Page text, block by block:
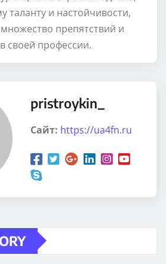
таланту и настойчивости,
препятствий и
своей профессии.
pristroykin_
Сайт: https://ua4fn.ru